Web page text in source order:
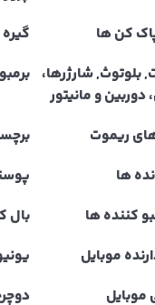
کن ها
بلوتوث, شارژرها،
دوربین و مانیتور
برمبو
ریموت
ها
کننده ها بال
موبایل
موبایل